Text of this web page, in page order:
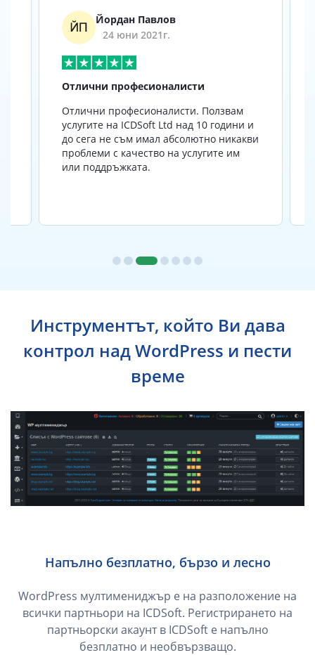
Йордан Павлов
24 юни 2021г.
Отлични професионалисти
Отлични професионалисти. Ползвам
услугите на ICDSoft Ltd над 10 години и
до сега не съм имал абсолютно никакви
проблеми с качество на услугите им
или поддръжката.
Инструментът, който Ви дава
контрол над WordPress и пести
време
Напълно безплатно, бързо и лесно
WordPress мултимениджър е на разположение на
всички партньори на ICDSoft. Регистрирането на
партньорски акаунт в ICDSoft е напълно
безплатно и необвързващо.